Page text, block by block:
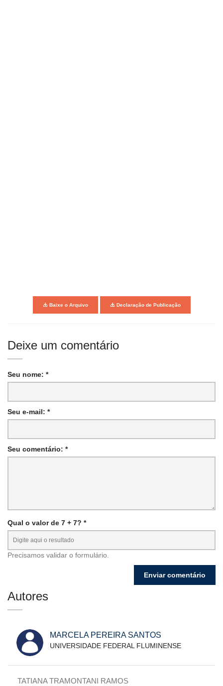
Baixe o Arquivo Declaração de Publicação
Deixe um comentário
Seu nome: *
Seu e-mail: *
Seu comentário: *
Qual o valor de 7 + 7? *
Precisamos validar o formulário.
Autores
MARCELA PEREIRA SANTOS
UNIVERSIDADE FEDERAL FLUMINENSE
TATIANA TRAMONTANI RAMOS